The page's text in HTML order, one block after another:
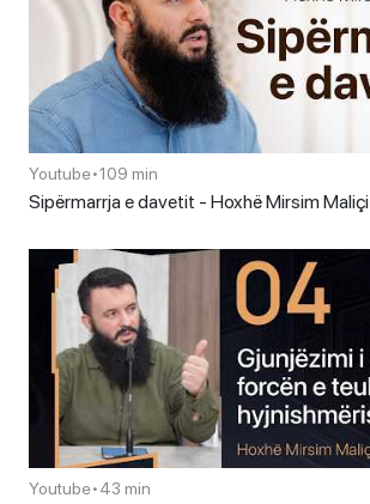
Youtube•109 min
Sipërmarrja e davetit - Hoxhë Mirsim Maliçi
Youtube•43 min